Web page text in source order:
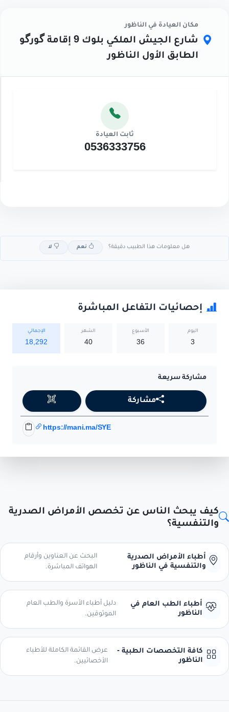
مكان العيادة في الناظور
شارع الجيش الملكي بلوك 9 إقامة گورگو
الطابق الأول الناظور
ثابت العيادة
0536333756
هل معلومات هذا الطبيب دقيقة؟ نعم لا
إحصائيات التفاعل المباشرة
اليوم
3
الأسبوع
36
الشهر
40
الإجمالي
18,292
مشاركة سريعة
مشاركة
https://mani.ma/SYE
كيف يبحث الناس عن تخصص الأمراض الصدرية
والتنفسية؟
أطباء الأمراض الصدرية
والتنفسية في الناظور
البحث عن العناوين وأرقام
الهواتف المباشرة.
أطباء الطب العام في
الناظور
دليل أطباء الأسرة والطب العام
الموثوقين.
كافة التخصصات الطبية -
الناظور
عرض القائمة الكاملة للأطباء
الأخصائيين.